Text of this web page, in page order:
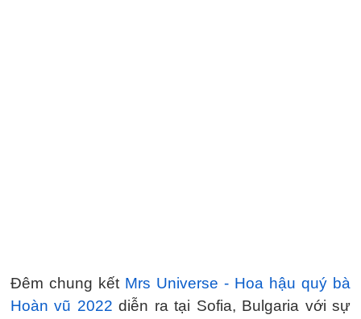
Đêm chung kết Mrs Universe - Hoa hậu quý bà
Hoàn vũ 2022 diễn ra tại Sofia, Bulgaria với sự